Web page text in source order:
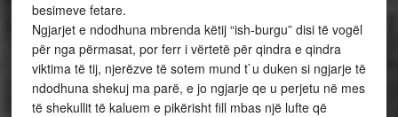
besimeve fetare.
Ngjarjet e ndodhuna mbrenda këtij “ish-burgu” disi të vogël
për nga përmasat, por ferr i vërtetë për qindra e qindra
viktima të tij, njerëzve të sotem mund t`u duken si ngjarje të
ndodhuna shekuj ma parë, e jo ngjarje qe u perjetu në mes
të shekullit të kaluem e pikërisht fill mbas një lufte që